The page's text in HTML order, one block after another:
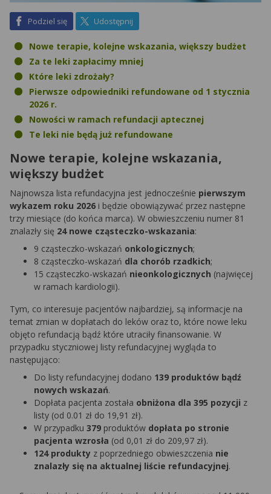
Podziel sięna FacebookUdostępnij
Nowe terapie, kolejne wskazania, większy budżet
Za te leki zapłacimy mniej
Które leki zdrożały?
Pierwsze odpowiedniki refundowane od 1 stycznia
2026 r.
Nowości w ramach refundacji aptecznej
Te leki nie będą już refundowane
Nowe terapie, kolejne wskazania,
większy budżet
Najnowsza lista refundacyjna jest jednocześnie pierwszym
wykazem roku 2026 i będzie obowiązywać przez następne
trzy miesiące (do końca marca). W obwieszczeniu numer 81
znalazły się 24 nowe cząsteczko-wskazania:
9 cząsteczko-wskazań onkologicznych;
8 cząsteczko-wskazań dla chorób rzadkich;
15 cząsteczko-wskazań nieonkologicznych (najwięcej
w ramach kardiologii).
Tym, co interesuje pacjentów najbardziej, są informacje na
temat zmian w dopłatach do leków oraz to, które nowe leku
objęto refundacją bądź które utraciły finansowanie. W
przypadku styczniowej listy refundacyjnej wygląda to
następująco:
Do listy refundacyjnej dodano 139 produktów bądź
nowych wskazań.
Dopłata pacjenta została obniżona dla 395 pozycji z
listy (od 0.01 zł do 19,91 zł).
W przypadku 379 produktów dopłata po stronie
pacjenta wzrosła (od 0,01 zł do 209,97 zł).
124 produkty z poprzedniego obwieszczenia nie
znalazły się na aktualnej liście refundacyjnej.